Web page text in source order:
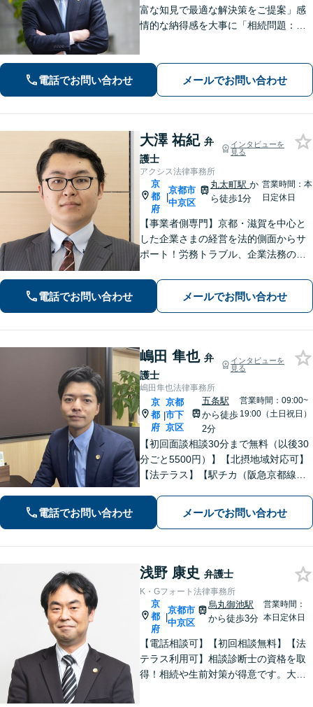
富な知見で最適な解決策をご提案」感
情的な納得感を大事に「相続問題：親
し、きめ細やかに対応【夜間面談あ
電話でお問い合わせ メールでお問い合わせ
大澤 祐紀 弁
護士
インタビューを
見る
アクシス法律事務所
京
都
府
|
京都市
中京区
丸太町駅か
ら徒歩1分
営業時間：本
日定休日
【事業者側専門】京都・滋賀を中心と
した企業さまの経営を法的側面からサ
ポート！労務トラブル、企業法務のご
問題への対応を中心に、その他中小企
業法務について豊富な経験がありま
す。【Web相談可】
電話でお問い合わせ メールでお問い合わせ
嶋田 隼也 弁
護士
インタビューを
見る
嶋田隼也法律事務所
京
都
府
|
京都
市下
京区
五条駅
から徒歩
2分
営業時間：09:00~
19:00（土日祝日）
【初回面談相談30分まで無料（以後30
分ごと5500円）】【北摂地域対応可】
【法テラス】【駅チカ（阪急京都線烏
徒歩４分、地下鉄五条駅１番出口徒歩
２分】丁寧にわかりやすく説明。オン
電話でお問い合わせ メールでお問い合わせ
浅野 康史 弁護士
K・Gフォート法律事務所
京
都
府
|
京都市
中京区
烏丸御池駅
から徒歩3分
営業時間：
本日定休日
【電話相談可】【初回相談無料】【法
テラス利用可】相談診断士の資格を取
得！相続や生前対策が得意です。大阪